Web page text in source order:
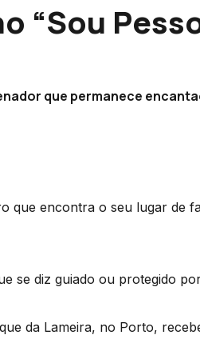
“Sou
que permanece
que encontra o seu lugar de
se diz guiado ou protegido
da Lameira, no Porto,